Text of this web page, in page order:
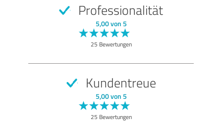
Professionalität
5,00 von 5
25 Bewertungen
Kundentreue
5,00 von 5
25 Bewertungen